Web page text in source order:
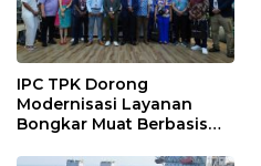
IPC TPK Dorong
Modernisasi Layanan
Bongkar Muat Berbasis